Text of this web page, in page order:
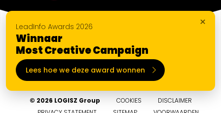
×
LeadInfo Awards 2026
Winnaar
Most Creative Campaign
Lees hoe we deze award wonnen
© 2026 LOGISZ Group COOKIES
DISCLAIMER